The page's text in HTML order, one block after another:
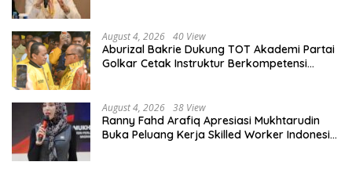
August 4, 2026 40 View
Aburizal Bakrie Dukung TOT Akademi Partai
Golkar Cetak Instruktur Berkompetensi
August 4, 2026 38 View
Ranny Fahd Arafiq Apresiasi Mukhtarudin
Buka Peluang Kerja Skilled Worker Indonesia